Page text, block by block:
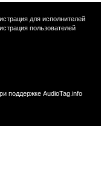
для исполнителей
пользователей
поддержке AudioTag.info